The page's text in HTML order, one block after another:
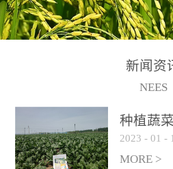
间隔2-3周喷施一次。4、
作为叶面肥喷施使用：稀
周喷施一次。5、冲施及滴
灌：亩用量2-3公斤，冲施
进水75%后再进肥效果更
佳。
8.5、水不溶物≤50g/L【执
行标准】NY/T3831-
(2019)准字15306号【使用
灌及无土栽培和营养液的
配方施肥。1、苗期冲施、
滴灌:3-5kg/亩/次(45-75kg/
新闻资
NEES
种植蔬
2023 - 01 -
MORE >